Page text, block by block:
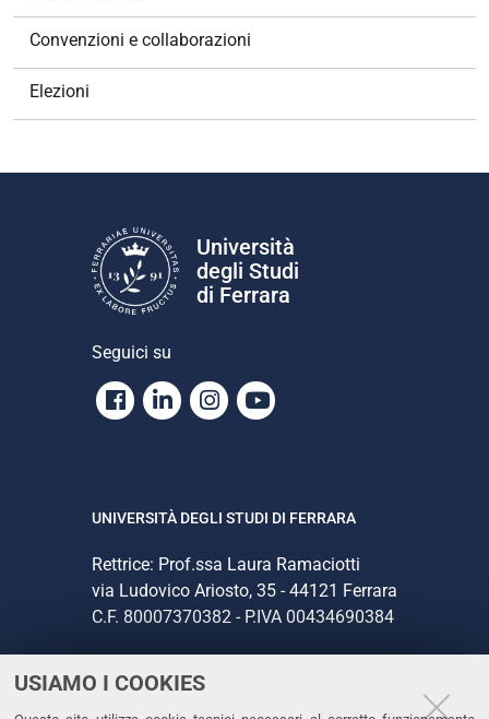
USIAMO I COOKIES
Convenzioni e collaborazioni
Elezioni
Università
degli Studi
di Ferrara
Seguici su
Facebook
LinkedinInstagram
Youtube
UNIVERSITÀ DEGLI STUDI DI FERRARA
Rettrice: Prof.ssa Laura Ramaciotti
via Ludovico Ariosto, 35 - 44121 Ferrara
C.F. 80007370382 - P.IVA 00434690384
CONTATTI